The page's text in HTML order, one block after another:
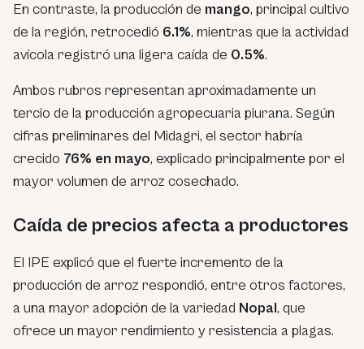
En contraste, la producción de mango, principal cultivo
de la región, retrocedió 6.1%, mientras que la actividad
avícola registró una ligera caída de 0.5%.
Ambos rubros representan aproximadamente un
tercio de la producción agropecuaria piurana. Según
cifras preliminares del Midagri, el sector habría
crecido 76% en mayo, explicado principalmente por el
mayor volumen de arroz cosechado.
Caída de precios afecta a productores
El IPE explicó que el fuerte incremento de la
producción de arroz respondió, entre otros factores,
a una mayor adopción de la variedad Nopal, que
ofrece un mayor rendimiento y resistencia a plagas.